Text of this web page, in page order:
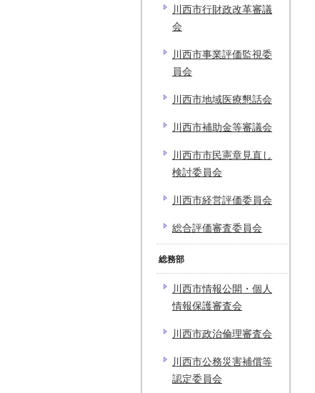
川西市行財政改革審議
会
川西市事業評価監視委
員会
川西市地域医療懇話会
川西市補助金等審議会
川西市市民憲章見直し
検討委員会
川西市経営評価委員会
総合評価審査委員会
総務部
川西市情報公開・個人
情報保護審査会
川西市政治倫理審査会
川西市公務災害補償等
認定委員会